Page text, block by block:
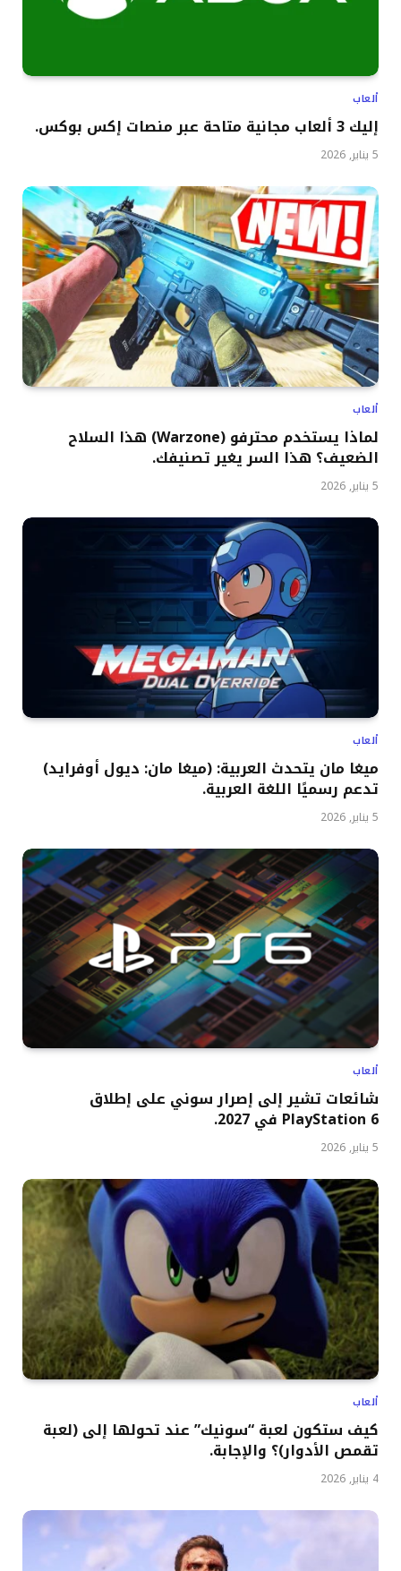
ألعاب
إليك 3 ألعاب مجانية متاحة عبر منصات إكس بوكس.
5 يناير, 2026
ألعاب
لماذا يستخدم محترفو (Warzone) هذا السلاح
الضعيف؟ هذا السر يغير تصنيفك.
5 يناير, 2026
ألعاب
ميغا مان يتحدث العربية: (ميغا مان: ديول أوفرايد)
تدعم رسميًا اللغة العربية.
5 يناير, 2026
ألعاب
شائعات تشير إلى إصرار سوني على إطلاق
PlayStation 6 في 2027.
5 يناير, 2026
ألعاب
كيف ستكون لعبة “سونيك” عند تحولها إلى (لعبة
تقمص الأدوار)؟ والإجابة.
4 يناير, 2026